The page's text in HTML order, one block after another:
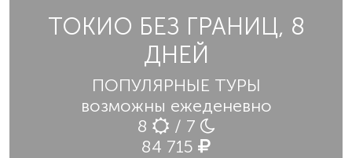
ТОКИО БЕЗ ГРАНИЦ, 8
ДНЕЙ
ПОПУЛЯРНЫЕ ТУРЫ
возможны ежеденевно
8
/ 7
84 715